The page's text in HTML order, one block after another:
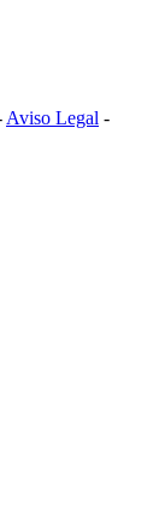
Aviso Legal -